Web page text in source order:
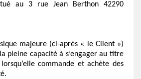
au 3 rue Jean Berthon 42290
majeure (ci-après « le Client »)
pleine capacité à s’engager au titre
commande et achète des